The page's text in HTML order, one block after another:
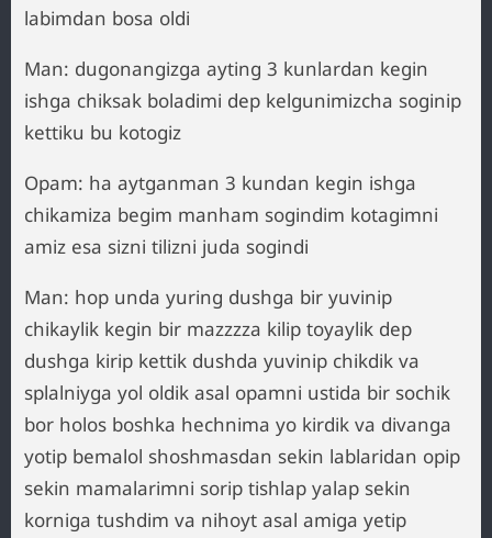
labimdan bosa oldi
Man: dugonangizga ayting 3 kunlardan kegin
ishga chiksak boladimi dep kelgunimizcha soginip
kettiku bu kotogiz
Opam: ha aytganman 3 kundan kegin ishga
chikamiza begim manham sogindim kotagimni
amiz esa sizni tilizni juda sogindi
Man: hop unda yuring dushga bir yuvinip
chikaylik kegin bir mazzzza kilip toyaylik dep
dushga kirip kettik dushda yuvinip chikdik va
splalniyga yol oldik asal opamni ustida bir sochik
bor holos boshka hechnima yo kirdik va divanga
yotip bemalol shoshmasdan sekin lablaridan opip
sekin mamalarimni sorip tishlap yalap sekin
korniga tushdim va nihoyt asal amiga yetip